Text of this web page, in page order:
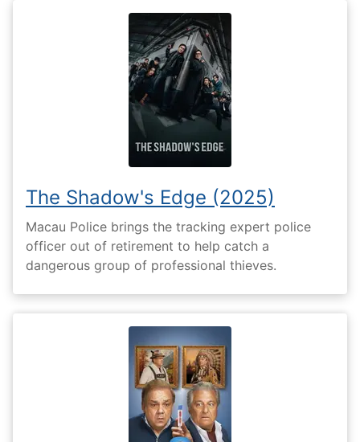
The Shadow's Edge (2025)
Macau Police brings the tracking expert police
officer out of retirement to help catch a
dangerous group of professional thieves.